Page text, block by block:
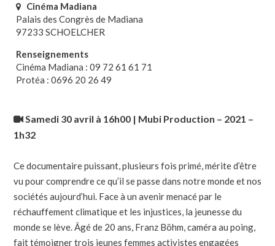
Cinéma Madiana
Palais des Congrès de Madiana
97233 SCHOELCHER
Renseignements
Cinéma Madiana : 09 72 61 61 71
Protéa : 0696 20 26 49
Samedi 30 avril à 16h00 | Mubi Production – 2021 –
1h32
Ce documentaire puissant, plusieurs fois primé, mérite d’être
vu pour comprendre ce qu’il se passe dans notre monde et nos
sociétés aujourd’hui. Face à un avenir menacé par le
réchauffement climatique et les injustices, la jeunesse du
monde se lève. Âgé de 20 ans, Franz Böhm, caméra au poing,
fait témoigner trois jeunes femmes activistes engagées